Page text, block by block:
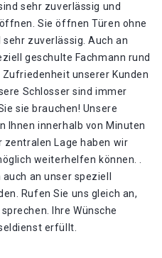
sehr zuverlässig und
Sie öffnen Türen ohne
zuverlässig. Auch an
geschulte Fachmann rund
unserer Kunden
Schlosser sind immer
sie brauchen! Unsere
Ihnen innerhalb von Minuten
zentralen Lage haben wir
weiterhelfen können. .
an unser speziell
Rufen Sie uns gleich an,
Ihre Wünsche
erfüllt.